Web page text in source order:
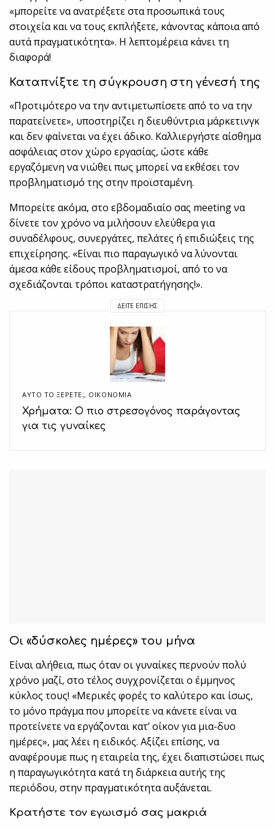
«μπορείτε να ανατρέξετε στα προσωπικά τους
στοιχεία και να τους εκπλήξετε, κάνοντας κάποια από
αυτά πραγματικότητα». Η λεπτομέρεια κάνει τη
διαφορά!
Καταπνίξτε τη σύγκρουση στη γένεσή της
«Προτιμότερο να την αντιμετωπίσετε από το να την
παρατείνετε», υποστηρίζει η διευθύντρια μάρκετινγκ
και δεν φαίνεται να έχει άδικο. Καλλιεργήστε αίσθημα
ασφάλειας στον χώρο εργασίας, ώστε κάθε
εργαζόμενη να νιώθει πως μπορεί να εκθέσει τον
προβληματισμό της στην προϊσταμένη.
Μπορείτε ακόμα, στο εβδομαδιαίο σας meeting να
δίνετε τον χρόνο να μιλήσουν ελεύθερα για
συναδέλφους, συνεργάτες, πελάτες ή επιδιώξεις της
επιχείρησης. «Είναι πιο παραγωγικό να λύνονται
άμεσα κάθε είδους προβληματισμοί, από το να
σχεδιάζονται τρόποι καταστρατήγησης!».
ΔΕΊΤΕ ΕΠΊΣΗΣ
ΑΥΤΌ ΤΟ ΞΈΡΕΤΕ;, ΟΙΚΟΝΟΜΙΑ
Χρήματα: Ο πιο στρεσογόνος παράγοντας
για τις γυναίκες
Οι «δύσκολες ημέρες» του μήνα
Είναι αλήθεια, πως όταν οι γυναίκες περνούν πολύ
χρόνο μαζί, στο τέλος συγχρονίζεται ο έμμηνος
κύκλος τους! «Μερικές φορές το καλύτερο και ίσως,
το μόνο πράγμα που μπορείτε να κάνετε είναι να
προτείνετε να εργάζονται κατ’ οίκον για μια-δυο
ημέρες», μας λέει η ειδικός. Αξίζει επίσης, να
αναφέρουμε πως η εταιρεία της, έχει διαπιστώσει πως
η παραγωγικότητα κατά τη διάρκεια αυτής της
περιόδου, στην πραγματικότητα αυξάνεται.
Κρατήστε τον εγωισμό σας μακριά